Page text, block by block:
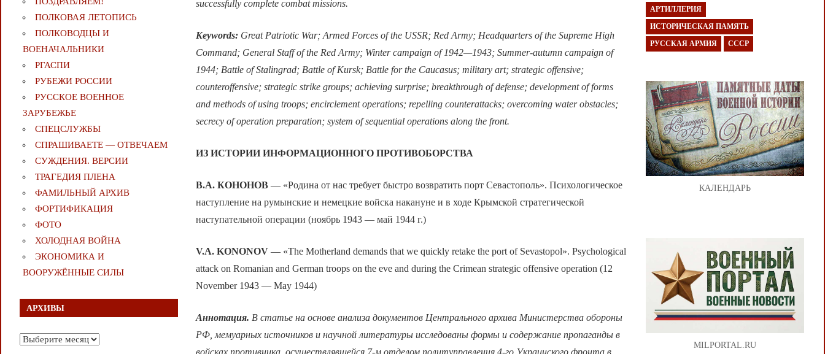
successfully complete combat missions.
Keywords: Great Patriotic War; Armed Forces of the USSR; Red Army; Headquarters of the Supreme High
Command; General Staff of the Red Army; Winter campaign of 1942—1943; Summer-autumn campaign of
1944; Battle of Stalingrad; Battle of Kursk; Battle for the Caucasus; military art; strategic offensive;
counteroffensive; strategic strike groups; achieving surprise; breakthrough of defense; development of forms
and methods of using troops; encirclement operations; repelling counterattacks; overcoming water obstacles;
secrecy of operation preparation; system of sequential operations along the front.
ИЗ ИСТОРИИ ИНФОРМАЦИОННОГО ПРОТИВОБОРСТВА
В.А. КОНОНОВ — «Родина от нас требует быстро возвратить порт Севастополь». Психологическое
наступление на румынские и немецкие войска накануне и в ходе Крымской стратегической
наступательной операции (ноябрь 1943 — май 1944 г.)
V.A. KONONOV — «The Motherland demands that we quickly retake the port of Sevastopol». Psychological
attack on Romanian and German troops on the eve and during the Crimean strategic offensive operation (12
November 1943 — May 1944)
Аннотация. В статье на основе анализа документов Центрального архива Министерства обороны
РФ, мемуарных источников и научной литературы исследованы формы и содержание пропаганды в
ПОЛКОВАЯ ЛЕТОПИСЬ
ПОЛКОВОДЦЫ И
ВОЕНАЧАЛЬНИКИ
РГАСПИ
РУБЕЖИ РОССИИ
РУССКОЕ ВОЕННОЕ
ЗАРУБЕЖЬЕ
СПЕЦСЛУЖБЫ
СПРАШИВАЕТЕ — ОТВЕЧАЕМ
СУЖДЕНИЯ. ВЕРСИИ
ТРАГЕДИЯ ПЛЕНА
ФАМИЛЬНЫЙ АРХИВ
ФОРТИФИКАЦИЯ
ФОТО
ХОЛОДНАЯ ВОЙНА
ЭКОНОМИКА И
ВООРУЖЁННЫЕ СИЛЫ
АРХИВЫ
Архивы
АРТИЛЛЕРИЯ
ИСТОРИЧЕСКАЯ ПАМЯТЬ
РУССКАЯ АРМИЯ СССР
КАЛЕНДАРЬ
MILPORTAL.RU